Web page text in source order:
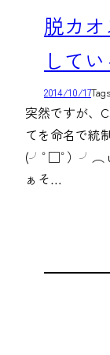
脱カ
して
2014/10/17
突然ですが、
てを命名で統
(╯°□°）╯︵
ぁそ…